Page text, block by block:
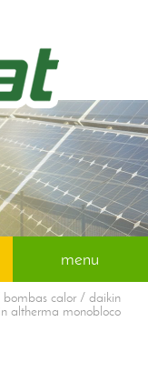
menu
calor / daikin
altherma monobloco